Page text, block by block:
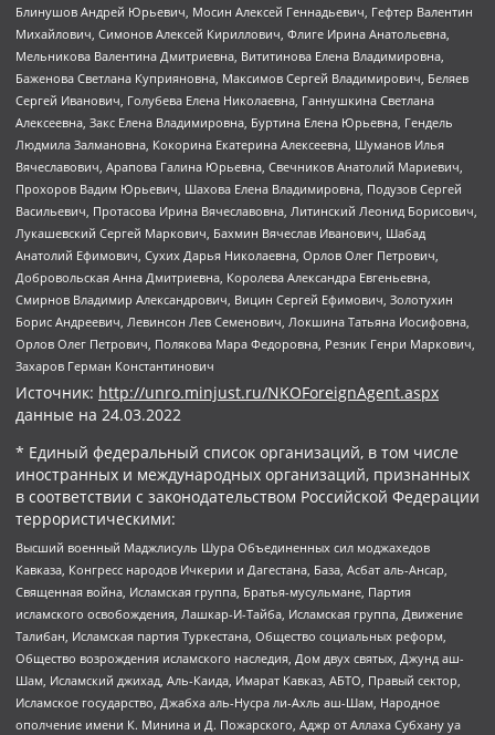
Блинушов Андрей Юрьевич, Мосин Алексей Геннадьевич, Гефтер Валентин
Михайлович, Симонов Алексей Кириллович, Флиге Ирина Анатольевна,
Мельникова Валентина Дмитриевна, Вититинова Елена Владимировна,
Баженова Светлана Куприяновна, Максимов Сергей Владимирович, Беляев
Сергей Иванович, Голубева Елена Николаевна, Ганнушкина Светлана
Алексеевна, Закс Елена Владимировна, Буртина Елена Юрьевна, Гендель
Людмила Залмановна, Кокорина Екатерина Алексеевна, Шуманов Илья
Вячеславович, Арапова Галина Юрьевна, Свечников Анатолий Мариевич,
Прохоров Вадим Юрьевич, Шахова Елена Владимировна, Подузов Сергей
Васильевич, Протасова Ирина Вячеславовна, Литинский Леонид Борисович,
Лукашевский Сергей Маркович, Бахмин Вячеслав Иванович, Шабад
Анатолий Ефимович, Сухих Дарья Николаевна, Орлов Олег Петрович,
Добровольская Анна Дмитриевна, Королева Александра Евгеньевна,
Смирнов Владимир Александрович, Вицин Сергей Ефимович, Золотухин
Борис Андреевич, Левинсон Лев Семенович, Локшина Татьяна Иосифовна,
Орлов Олег Петрович, Полякова Мара Федоровна, Резник Генри Маркович,
Захаров Герман Константинович
Источник: http://unro.minjust.ru/NKOForeignAgent.aspx
данные на 24.03.2022
* Единый федеральный список организаций, в том числе
иностранных и международных организаций, признанных
в соответствии с законодательством Российской Федерации
террористическими:
Высший военный Маджлисуль Шура Объединенных сил моджахедов
Кавказа, Конгресс народов Ичкерии и Дагестана, База, Асбат аль-Ансар,
Священная война, Исламская группа, Братья-мусульмане, Партия
исламского освобождения, Лашкар-И-Тайба, Исламская группа, Движение
Талибан, Исламская партия Туркестана, Общество социальных реформ,
Общество возрождения исламского наследия, Дом двух святых, Джунд аш-
Шам, Исламский джихад, Аль-Каида, Имарат Кавказ, АБТО, Правый сектор,
Исламское государство, Джабха аль-Нусра ли-Ахль аш-Шам, Народное
ополчение имени К. Минина и Д. Пожарского, Аджр от Аллаха Субхану уа